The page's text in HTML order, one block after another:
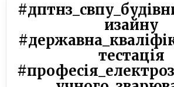
изайну
тестація